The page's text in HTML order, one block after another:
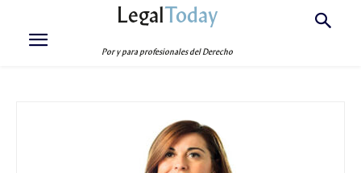
LegalToday
Por y para profesionales del Derecho